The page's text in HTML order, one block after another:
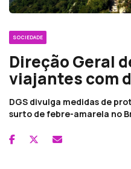
SOCIEDADE
Direção Geral
viajantes com
DGS divulga medidas de
surto de febre-amarela no